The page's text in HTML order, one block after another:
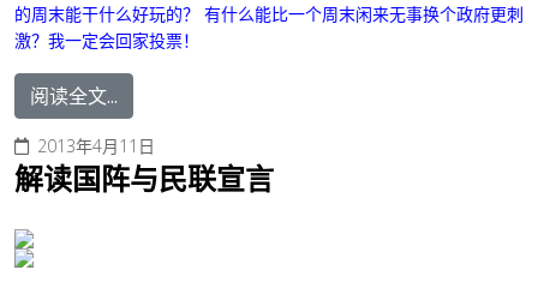
的周末能干什么好玩的？ 有什么能比一个周末闲来无事换个政府更刺
激？我一定会回家投票！
阅读全文...
2013年4月11日
解读国阵与民联宣言